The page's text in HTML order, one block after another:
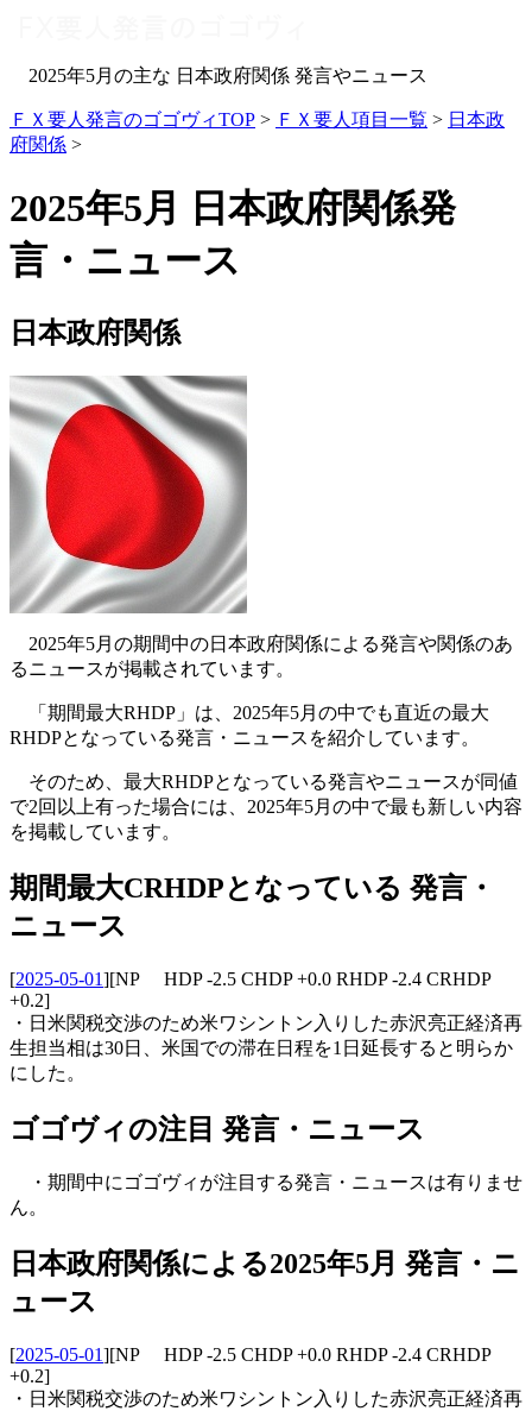
2025年5月の主な 日本政府関係 発言やニュース
ＦＸ要人発言のゴゴヴィTOP > ＦＸ要人項目一覧 > 日本政
府関係 >
2025年5月 日本政府関係発
言・ニュース
日本政府関係
2025年5月の期間中の日本政府関係による発言や関係のあ
るニュースが掲載されています。
「期間最大RHDP」は、2025年5月の中でも直近の最大
RHDPとなっている発言・ニュースを紹介しています。
そのため、最大RHDPとなっている発言やニュースが同値
で2回以上有った場合には、2025年5月の中で最も新しい内容
を掲載しています。
期間最大CRHDPとなっている 発言・
ニュース
[2025-05-01][NP HDP -2.5 CHDP +0.0 RHDP -2.4 CRHDP
+0.2]
・日米関税交渉のため米ワシントン入りした赤沢亮正経済再
生担当相は30日、米国での滞在日程を1日延長すると明らか
にした。
ゴゴヴィの注目 発言・ニュース
・期間中にゴゴヴィが注目する発言・ニュースは有りませ
ん。
日本政府関係による2025年5月 発言・ニ
ュース
[2025-05-01][NP HDP -2.5 CHDP +0.0 RHDP -2.4 CRHDP
+0.2]
・日米関税交渉のため米ワシントン入りした赤沢亮正経済再